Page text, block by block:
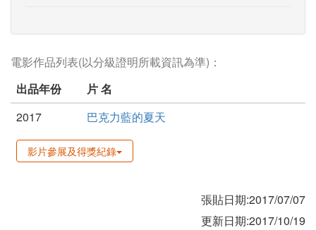
電影作品列表(以分級證明所載資訊為準)：
出品年份
片 名
2017
巴克力藍的夏天
影片參展及得獎紀錄
張貼日期:2017/07/07
更新日期:2017/10/19